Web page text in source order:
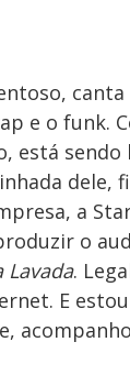
e o funk.
está sendo
dele,
a
o
Lavada.
E